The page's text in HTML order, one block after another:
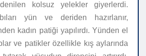
denilen kolsuz yelekler giyerlerdi.
yün ve deriden hazırlanır,
kadın patiği yapılırdı. Yünden el
ve patikler özellikle kış aylarında